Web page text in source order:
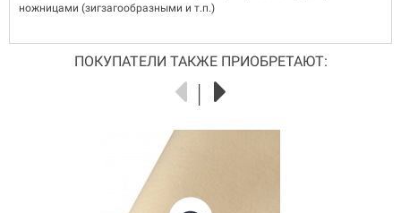
ножницами (зигзагообразными и т.п.)
ПОКУПАТЕЛИ ТАКЖЕ ПРИОБРЕТАЮТ: